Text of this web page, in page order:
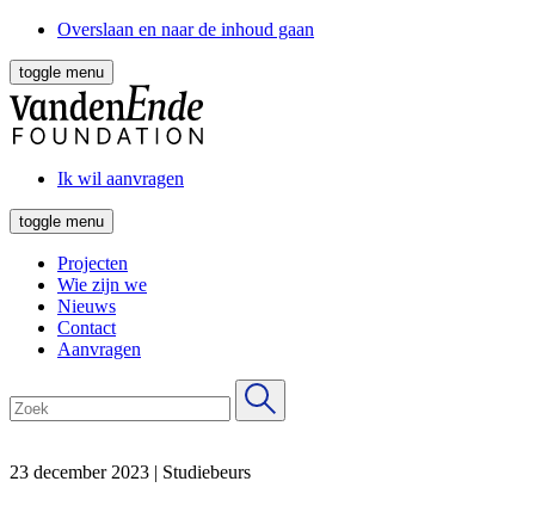
Overslaan en naar de inhoud gaan
toggle menu
Ik wil aanvragen
toggle menu
Projecten
Wie zijn we
Nieuws
Contact
Aanvragen
23 december 2023 | Studiebeurs